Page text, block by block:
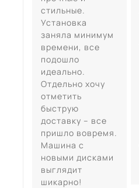
стильные.
Установка
заняла минимум
времени, все
подошло
идеально.
Отдельно хочу
отметить
быструю
доставку – все
пришло вовремя.
Машина с
новыми дисками
выглядит
шикарно!